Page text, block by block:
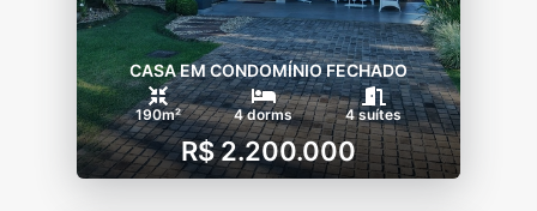
CASA EM CONDOMÍNIO FECHADO
190m² 4 dorms 4 suítes
R$ 2.200.000